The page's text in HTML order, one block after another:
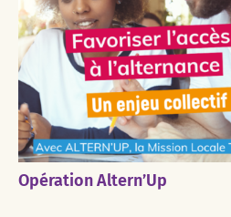
Opération Altern’Up